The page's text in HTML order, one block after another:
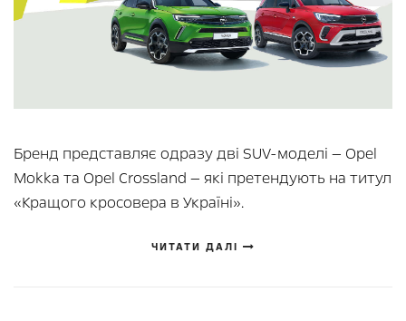
Бренд представляє одразу дві SUV-моделі — Opel
Mokka та Opel Crossland — які претендують на титул
«Кращого кросовера в Україні».
ЧИТАТИ ДАЛІ